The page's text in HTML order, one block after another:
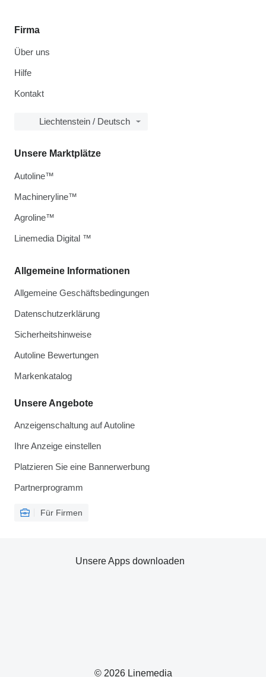
Firma
Über uns
Hilfe
Kontakt
Liechtenstein / Deutsch
Allgemeine Informationen
Allgemeine Geschäftsbedingungen
Datenschutzerklärung
Sicherheitshinweise
Autoline Bewertungen
Markenkatalog
Unsere Angebote
Anzeigenschaltung auf Autoline
Ihre Anzeige einstellen
Platzieren Sie eine Bannerwerbung
Partnerprogramm
Für Firmen
Unsere Marktplätze
Autoline™
Machineryline™
Agroline™
Linemedia Digital ™
© 2026 Linemedia
Unsere Apps downloaden